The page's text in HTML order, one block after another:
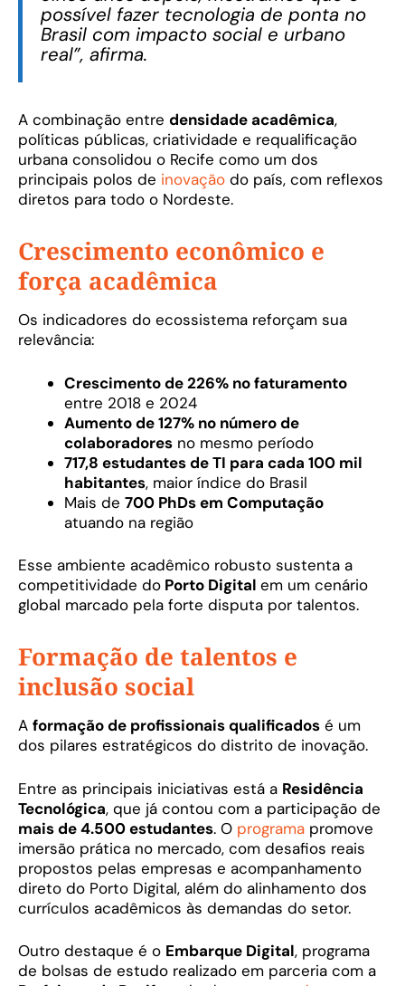
possível fazer tecnologia de ponta no
Brasil com impacto social e urbano
real”, afirma.
A combinação entre densidade acadêmica,
políticas públicas, criatividade e requalificação
urbana consolidou o Recife como um dos
principais polos de inovação do país, com reflexos
diretos para todo o Nordeste.
Crescimento econômico e
força acadêmica
Os indicadores do ecossistema reforçam sua
relevância:
Crescimento de 226% no faturamento
entre 2018 e 2024
Aumento de 127% no número de
colaboradores no mesmo período
717,8 estudantes de TI para cada 100 mil
habitantes, maior índice do Brasil
Mais de 700 PhDs em Computação
atuando na região
Esse ambiente acadêmico robusto sustenta a
competitividade do Porto Digital em um cenário
global marcado pela forte disputa por talentos.
Formação de talentos e
inclusão social
A formação de profissionais qualificados é um
dos pilares estratégicos do distrito de inovação.
Entre as principais iniciativas está a Residência
Tecnológica, que já contou com a participação de
mais de 4.500 estudantes. O programa promove
imersão prática no mercado, com desafios reais
propostos pelas empresas e acompanhamento
direto do Porto Digital, além do alinhamento dos
currículos acadêmicos às demandas do setor.
Outro destaque é o Embarque Digital, programa
de bolsas de estudo realizado em parceria com a